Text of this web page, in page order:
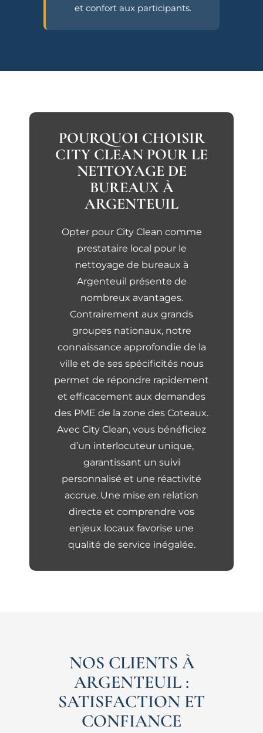
et confort aux participants.
POURQUOI CHOISIR
CITY CLEAN POUR LE
NETTOYAGE DE
BUREAUX À
ARGENTEUIL
Opter pour City Clean comme
prestataire local pour le
nettoyage de bureaux à
Argenteuil présente de
nombreux avantages.
Contrairement aux grands
groupes nationaux, notre
connaissance approfondie de la
ville et de ses spécificités nous
permet de répondre rapidement
et efficacement aux demandes
des PME de la zone des Coteaux.
Avec City Clean, vous bénéficiez
d’un interlocuteur unique,
garantissant un suivi
personnalisé et une réactivité
accrue. Une mise en relation
directe et comprendre vos
enjeux locaux favorise une
qualité de service inégalée.
NOS CLIENTS À
ARGENTEUIL :
SATISFACTION ET
CONFIANCE